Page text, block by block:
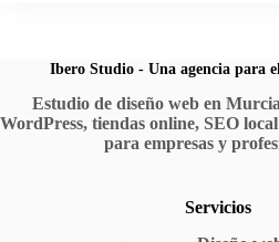
olvido
tiene
nombre
y
Ibero Studio - Una agencia para
Estudio de diseño web en
WordPress, tiendas online, SEO
para empresas y
Servicios